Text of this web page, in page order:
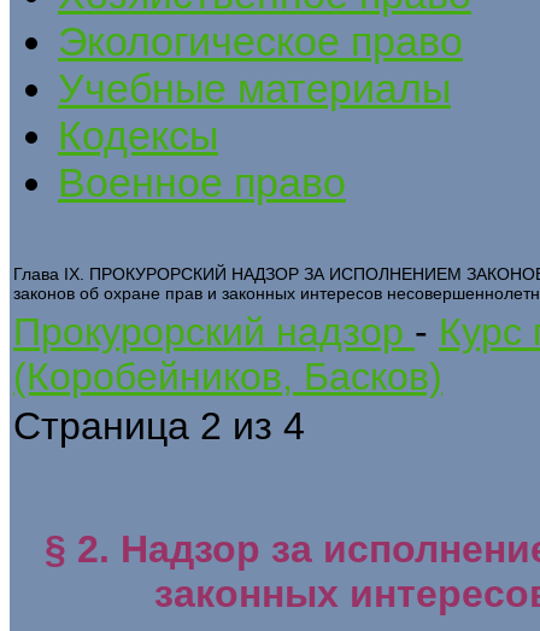
Экологическое право
Учебные материалы
Кодексы
Военное право
Глава IX. ПРОКУРОРСКИЙ НАДЗОР ЗА ИСПОЛНЕНИЕМ
законов об охране прав и законных интересов
Прокурорский надзор - Курс
(Коробейников, Басков)
Страница 2 из 4
§ 2. Надзор за
законных